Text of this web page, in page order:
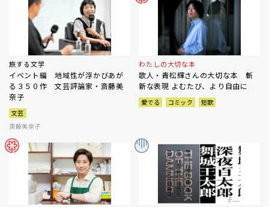
旅する文学
イベント編 地域性が浮かびあが
る３５０作 文芸評論家・斎藤美
奈子
文芸
斎藤美奈子
わたしの大切な本
歌人・青松輝さんの大切な本 斬
新な表現 よむたび、より自由に
愛でる コミック 短歌